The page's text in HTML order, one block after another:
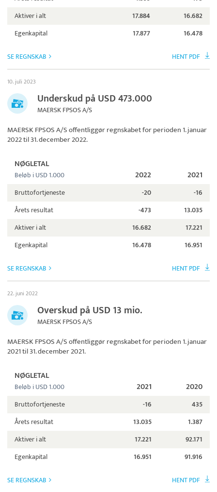
Aktiver i alt
17.884
16.682
Egenkapital
17.877 16.478
SE REGNSKAB HENT PDF
10. juli 2023
Underskud på USD 473.000
MAERSK FPSOS A/S
MAERSK FPSOS A/Soffentliggør regnskabet for perioden 1. januar
2022 til 31. december 2022.
NØGLETAL
Beløb i USD 1.000 2022 2021
Bruttofortjeneste -20
-16
Årets resultat
-473
13.035
Aktiver i alt
16.682
17.221
Egenkapital
16.478 16.951
SE REGNSKAB HENT PDF
22. juni 2022
Overskud på USD 13 mio.
MAERSK FPSOS A/S
MAERSK FPSOS A/Soffentliggør regnskabet for perioden 1. januar
2021 til 31. december 2021.
NØGLETAL
Beløb i USD 1.000 2021 2020
Bruttofortjeneste -16
435
Årets resultat
13.035
1.387
Aktiver i alt
17.221
92.171
Egenkapital
16.951 91.916
SE REGNSKAB HENT PDF